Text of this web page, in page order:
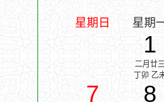
星期日 星期
1
二月廿
丁卯 乙
7 8